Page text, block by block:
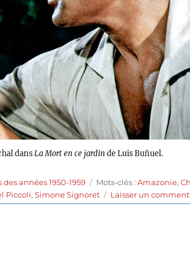
dansLa Mort en ce jardin de Luis Buñuel.
des années 1950-1959 Étiquettes
Mots-clés :Amazonie,
Piccoli,Simone Signoret Laisser un